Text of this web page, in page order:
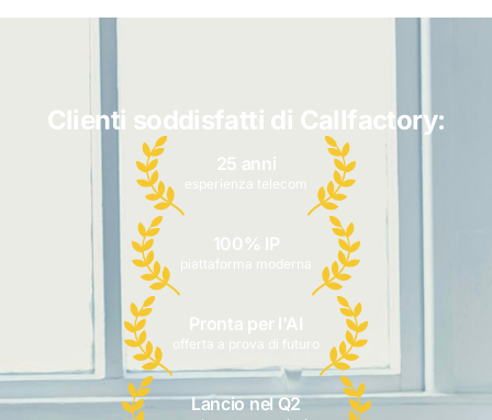
Clienti soddisfatti di Callfactory:
25 anni
esperienza telecom
100% IP
piattaforma moderna
Pronta per l'AI
offerta a prova di futuro
Lancio nel Q2